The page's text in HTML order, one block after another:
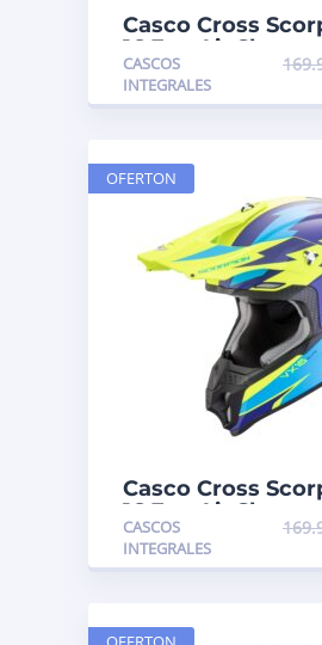
Casco Cross
16 Evo Air Slanter
Azul/Naranja
CASCOS
INTEGRALES
Casco Cross
16 Evo Air Slanter
/Amarillo Flúor
CASCOS
INTEGRALES
OFERTON